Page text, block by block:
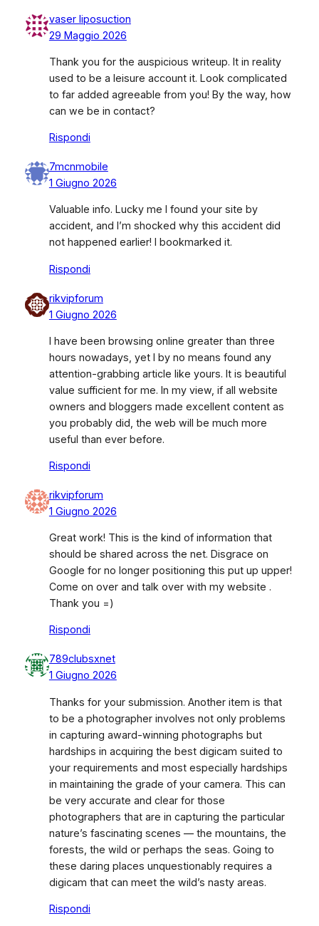
vaser liposuction
29 Maggio 2026
Thank you for the auspicious writeup. It in reality
used to be a leisure account it. Look complicated
to far added agreeable from you! By the way, how
can we be in contact?
Rispondi
7mcnmobile
1 Giugno 2026
Valuable info. Lucky me I found your site by
accident, and I’m shocked why this accident did
not happened earlier! I bookmarked it.
Rispondi
rikvipforum
1 Giugno 2026
I have been browsing online greater than three
hours nowadays, yet I by no means found any
attention-grabbing article like yours. It is beautiful
value sufficient for me. In my view, if all website
owners and bloggers made excellent content as
you probably did, the web will be much more
useful than ever before.
Rispondi
rikvipforum
1 Giugno 2026
Great work! This is the kind of information that
should be shared across the net. Disgrace on
Google for no longer positioning this put up upper!
Come on over and talk over with my website .
Thank you =)
Rispondi
789clubsxnet
1 Giugno 2026
Thanks for your submission. Another item is that
to be a photographer involves not only problems
in capturing award-winning photographs but
hardships in acquiring the best digicam suited to
your requirements and most especially hardships
in maintaining the grade of your camera. This can
be very accurate and clear for those
photographers that are in capturing the particular
nature’s fascinating scenes — the mountains, the
forests, the wild or perhaps the seas. Going to
these daring places unquestionably requires a
digicam that can meet the wild’s nasty areas.
Rispondi